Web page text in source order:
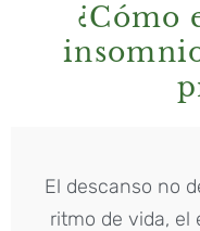
¿Cómo
El descanso no
ritmo de vida, el